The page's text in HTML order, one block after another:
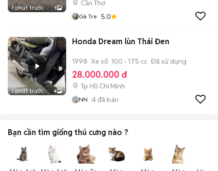
1 phút trước 1
Cần Thơ
Gà Tre 5.0
1 phút trước 4
Honda Dream lùn Thái Đen
1998 Xe số 100 - 175 cc Đã sử dụng
28.000.000 đ
Tp Hồ Chí Minh
NN 4đã bán
Bạn cần tìm giống thú cưng nào ?